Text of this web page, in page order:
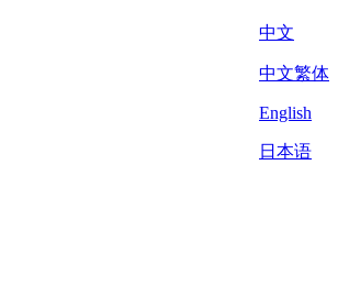
中文
中文繁体
English
日本语